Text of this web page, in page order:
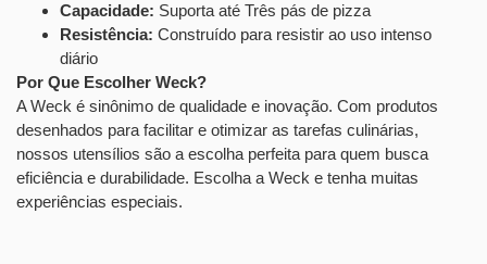
Capacidade: Suporta até Três pás de pizza
Resistência: Construído para resistir ao uso intenso
diário
Por Que Escolher Weck?
A Weck é sinônimo de qualidade e inovação. Com produtos
desenhados para facilitar e otimizar as tarefas culinárias,
nossos utensílios são a escolha perfeita para quem busca
eficiência e durabilidade. Escolha a Weck e tenha muitas
experiências especiais.